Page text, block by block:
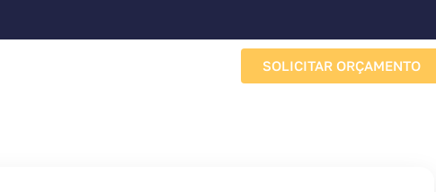
SOLICITAR ORÇAMENTO